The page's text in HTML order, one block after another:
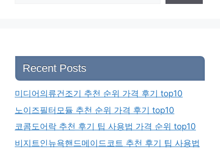
Recent Posts
미디어의류건조기 추천 순위 가격 후기 top10
노이즈필터모듈 추천 순위 가격 후기 top10
코콤도어락 추천 후기 팁 사용법 가격 순위 top10
비지트인뉴욕핸드메이드코트 추천 후기 팁 사용법